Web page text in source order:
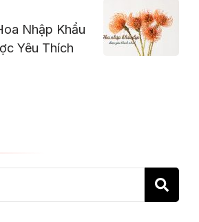
Nhập Khẩu
Yêu Thích